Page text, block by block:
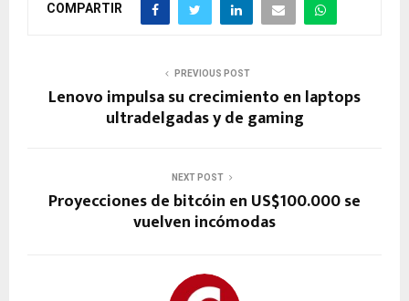
COMPARTIR
PREVIOUS POST
Lenovo impulsa su crecimiento en laptops
ultradelgadas y de gaming
NEXT POST
Proyecciones de bitcóin en US$100.000 se
vuelven incómodas